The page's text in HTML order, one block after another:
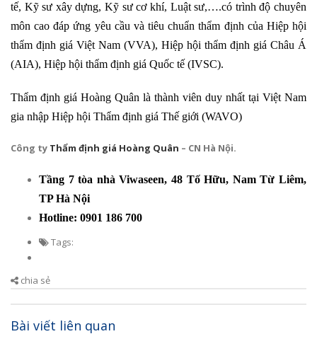
tế, Kỹ sư xây dựng, Kỹ sư cơ khí, Luật sư,….có trình độ chuyên
môn cao đáp ứng yêu cầu và tiêu chuẩn thẩm định của Hiệp hội
thẩm định giá Việt Nam (VVA), Hiệp hội thẩm định giá Châu Á
(AIA), Hiệp hội thẩm định giá Quốc tế (IVSC).
Thẩm định giá Hoàng Quân là thành viên duy nhất tại Việt Nam
gia nhập Hiệp hội Thẩm định giá Thế giới (WAVO)
Công ty Thẩm định giá Hoàng Quân – CN Hà Nội.
Tầng 7 tòa nhà Viwaseen, 48 Tố Hữu, Nam Từ Liêm,
TP Hà Nội
Hotline: 0901 186 700
Tags:
chia sẻ
Bài viết liên quan